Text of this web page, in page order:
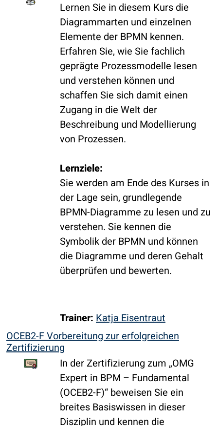
Lernen Sie in diesem Kurs die
Diagrammarten und einzelnen
Elemente der BPMN kennen.
Erfahren Sie, wie Sie fachlich
geprägte Prozessmodelle lesen
und verstehen können und
schaffen Sie sich damit einen
Zugang in die Welt der
Beschreibung und Modellierung
von Prozessen.
Lernziele:
Sie werden am Ende des Kurses in
der Lage sein, grundlegende
BPMN-Diagramme zu lesen und zu
verstehen. Sie kennen die
Symbolik der BPMN und können
die Diagramme und deren Gehalt
überprüfen und bewerten.
Trainer: Katja Eisentraut
OCEB2-F Vorbereitung zur erfolgreichen
Zertifizierung
In der Zertifizierung zum „OMG
Expert in BPM – Fundamental
(OCEB2-F)“ beweisen Sie ein
breites Basiswissen in dieser
Disziplin und kennen die